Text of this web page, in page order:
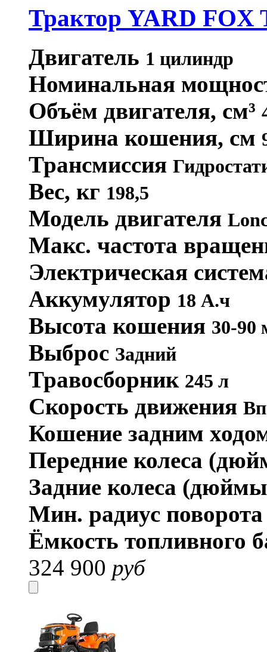
Трактор YARD FOX
Двигатель 1 цилиндр
Номинальная
Объём двигателя, см³
Ширина кошения, см
Трансмиссия
Вес, кг 198,5
Модель двигателя
Макс. частота
Электрическая
Аккумулятор 18 А.ч
Высота кошения 30-90
Выброс Задний
Травосборник 245 л
Скорость движения
Кошение задним
Передние колеса
Задние колеса
Мин. радиус
Ёмкость топливного
324 900 руб